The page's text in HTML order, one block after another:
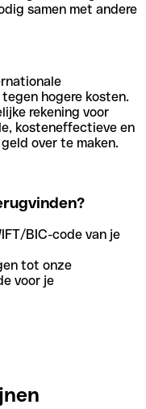
samen met andere
hogere kosten.
rekening voor
kosteneffectieve en
over te maken.
BIC-code van je
tot onze
voor je